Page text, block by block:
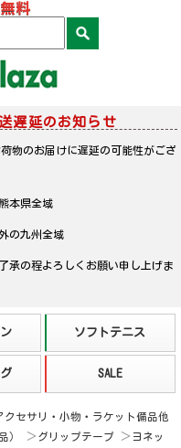
遅延のお知らせ
物のお届けに遅延の可能性がござ
本県全域
の九州全域
承の程よろしくお願い申し上げま
クセサリ・小物・ラケット備品他
） グリップテープ
ヨネッ